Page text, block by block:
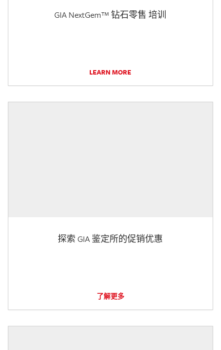
GIA NextGem™ 钻石零售 培训
LEARN MORE
探索 GIA 鉴定所的促销优惠
了解更多